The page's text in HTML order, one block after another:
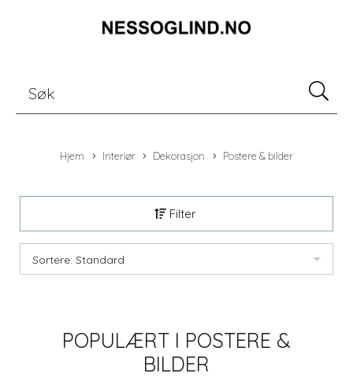
Hjem Interiør Dekorasjon Postere & bilder
Filter
Sortere: Standard
POPULÆRT I POSTERE &
BILDER